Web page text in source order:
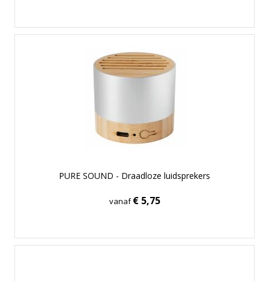
PURE SOUND - Draadloze luidsprekers
vanaf€ 5,75